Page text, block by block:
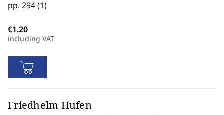
pp. 294 (1)
including VAT
Friedhelm Hufen